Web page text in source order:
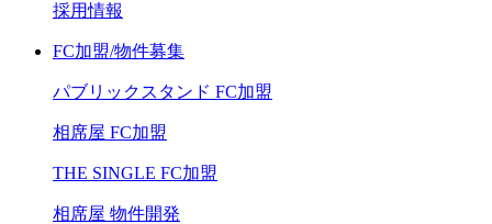
採用情報
FC加盟/物件募集
パブリックスタンド FC加盟
相席屋 FC加盟
THE SINGLE FC加盟
相席屋 物件開発